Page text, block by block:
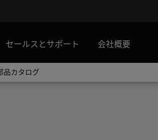
セールスとサポート 会社概要
品カタログ